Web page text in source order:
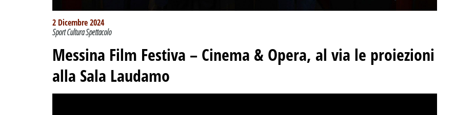
2 Dicembre 2024
Sport Cultura Spettacolo
Messina Film Festiva – Cinema & Opera, al via le proiezioni
alla Sala Laudamo